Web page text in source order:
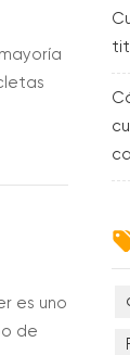
es uno
de